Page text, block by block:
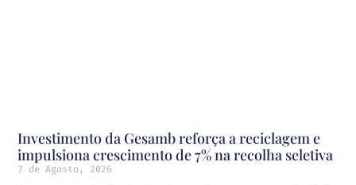
Investimento da Gesamb reforça a reciclagem e
impulsiona crescimento de 7% na recolha seletiva
7 de Agosto, 2026